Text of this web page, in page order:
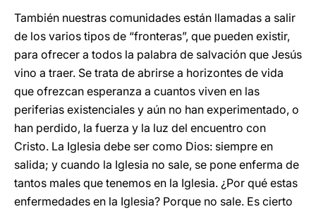
También nuestras comunidades están llamadas a salir
de los varios tipos de “fronteras”, que pueden existir,
para ofrecer a todos la palabra de salvación que Jesús
vino a traer. Se trata de abrirse a horizontes de vida
que ofrezcan esperanza a cuantos viven en las
periferias existenciales y aún no han experimentado, o
han perdido, la fuerza y la luz del encuentro con
Cristo. La Iglesia debe ser como Dios: siempre en
salida; y cuando la Iglesia no sale, se pone enferma de
tantos males que tenemos en la Iglesia. ¿Por qué estas
enfermedades en la Iglesia? Porque no sale. Es cierto